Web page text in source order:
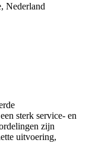
Nederland
sterk service- en
zijn
uitvoering,